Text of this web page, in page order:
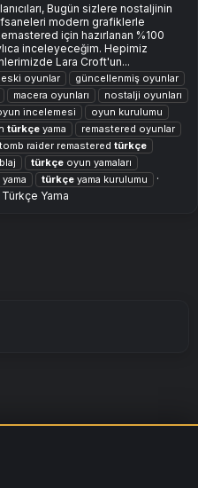
Bugün sizlere nostaljinin
modern grafiklerle
için hazırlanan %100
inceleyeceğim. Hepimiz
Lara Croft'un...
eski oyunlar
güncellenmiş oyunlar
macera oyunları
nostalji oyunları
i̇ncelemesi
oyun kurulumu
türkçe yama
remastered oyunlar
tomb raider remastered türkçe
türkçe oyun yamaları
yama türkçe yama kurulumu
Yama